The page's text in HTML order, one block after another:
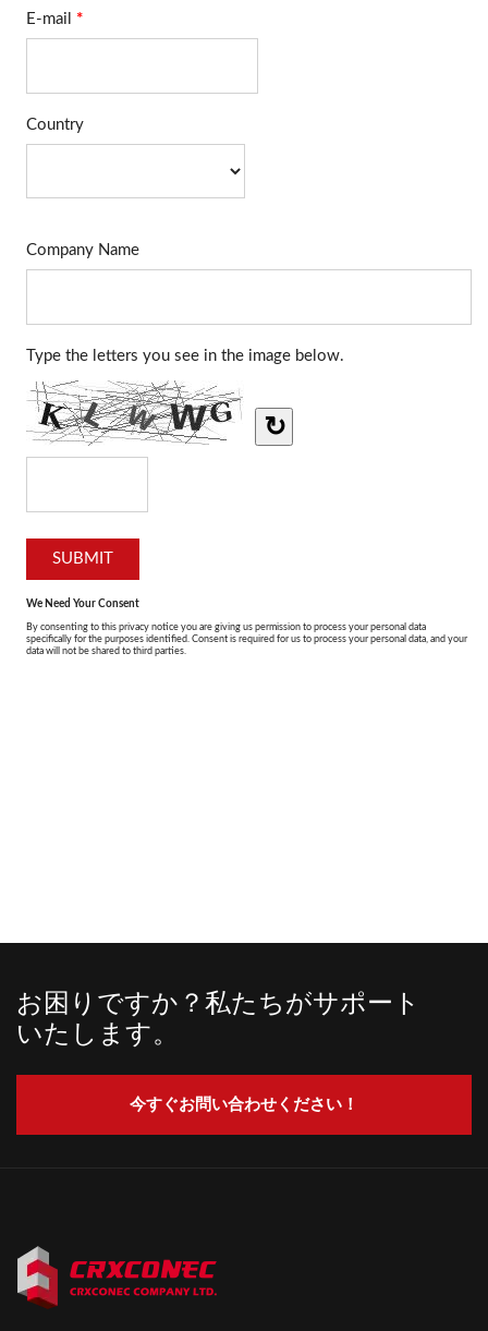
お困りですか？私たちがサポート
いたします。
今すぐお問い合わせください！